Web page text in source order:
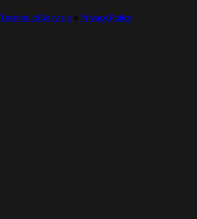
Termini di Servizio e Privacy Policy